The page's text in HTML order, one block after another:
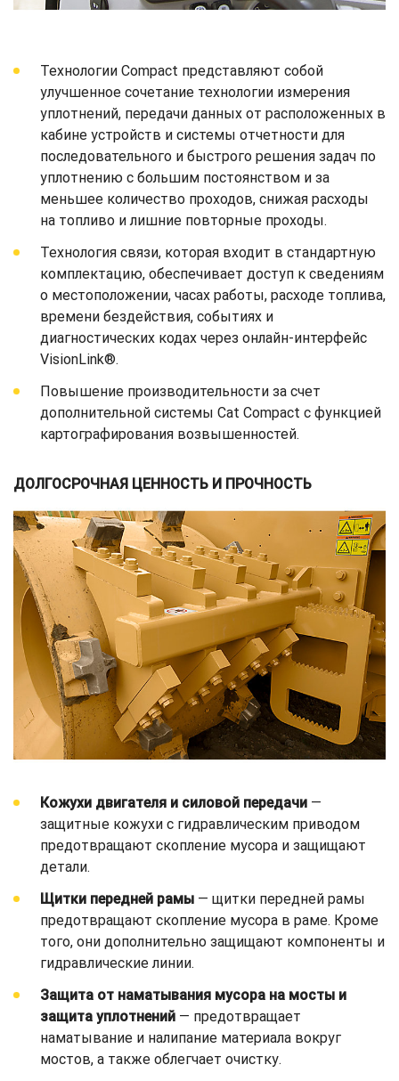
Технологии Compact представляют собой
улучшенное сочетание технологии измерения
уплотнений, передачи данных от расположенных в
кабине устройств и системы отчетности для
последовательного и быстрого решения задач по
уплотнению с большим постоянством и за
меньшее количество проходов, снижая расходы
на топливо и лишние повторные проходы.
Технология связи, которая входит в стандартную
комплектацию, обеспечивает доступ к сведениям
о местоположении, часах работы, расходе топлива,
времени бездействия, событиях и
диагностических кодах через онлайн-интерфейс
VisionLink®.
Повышение производительности за счет
дополнительной системы Cat Compact с функцией
картографирования возвышенностей.
ДОЛГОСРОЧНАЯ ЦЕННОСТЬ И ПРОЧНОСТЬ
Кожухи двигателя и силовой передачи —
защитные кожухи с гидравлическим приводом
предотвращают скопление мусора и защищают
детали.
Щитки передней рамы — щитки передней рамы
предотвращают скопление мусора в раме. Кроме
того, они дополнительно защищают компоненты и
гидравлические линии.
Защита от наматывания мусора на мосты и
защита уплотнений — предотвращает
наматывание и налипание материала вокруг
мостов, а также облегчает очистку.